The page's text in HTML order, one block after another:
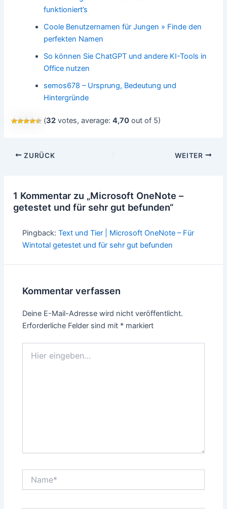
funktioniert’s
Coole Benutzernamen für Jungen » Finde den
perfekten Namen
So können Sie ChatGPT und andere KI-Tools in
Office nutzen
semos678 – Ursprung, Bedeutung und
Hintergründe
(32 votes, average:4,70 out of 5)
Beitragsnavigation
ZURÜCK WEITER
1 Kommentar zu „Microsoft OneNote –
getestet und für sehr gut befunden“
Pingback:Text und Tier | Microsoft OneNote – Für
Wintotal getestet und für sehr gut befunden
Kommentar verfassen
Deine E-Mail-Adresse wird nicht veröffentlicht.
Erforderliche Felder sind mit * markiert
eingeben…